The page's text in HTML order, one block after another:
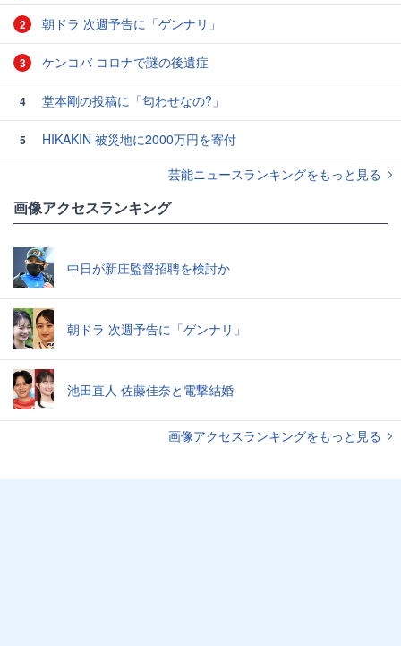
2 朝ドラ 次週予告に「ゲンナリ」
3 ケンコバ コロナで謎の後遺症
4 堂本剛の投稿に「匂わせなの?」
5
HIKAKIN 被災地に2000万円を寄付
芸能ニュースランキングをもっと見る
画像アクセスランキング
中日が新庄監督招聘を検討か
朝ドラ 次週予告に「ゲンナリ」
池田直人 佐藤佳奈と電撃結婚
画像アクセスランキングをもっと見る